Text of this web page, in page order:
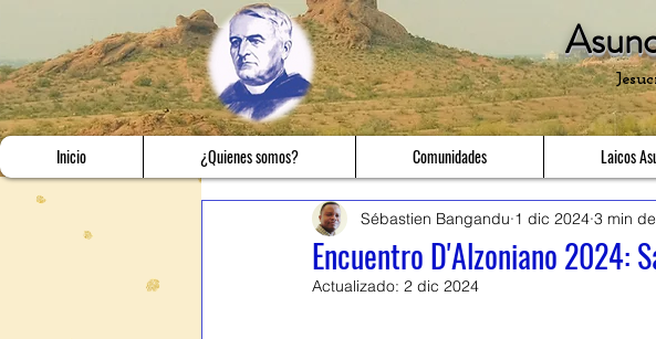
Inicio ¿Quienes somos? Comunidades Laicos
Encuentro D'Alzoniano 2024:
Sébastien Bangandu 1 dic 2024 3 min
Actualizado: 2 dic 2024